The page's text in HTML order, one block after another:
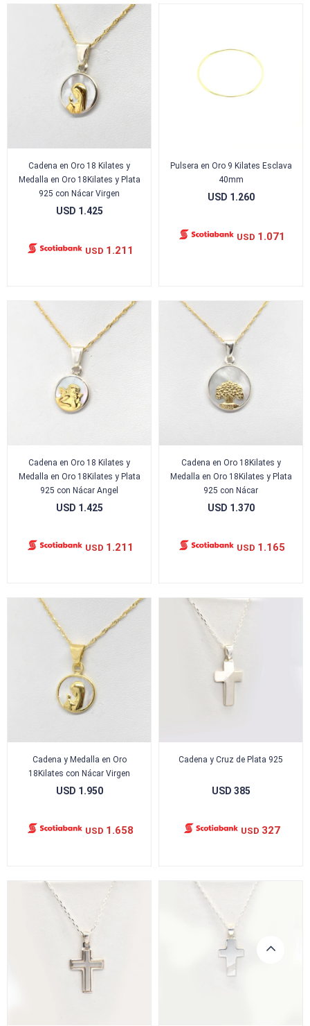
Cadena en Oro 18 Kilates y
Medalla en Oro 18Kilates y Plata
925 con Nácar Virgen
USD 1.425
USD 1.211
Pulsera en Oro 9 Kilates Esclava
40mm
USD 1.260
USD 1.071
Cadena en Oro 18 Kilates y
Medalla en Oro 18Kilates y Plata
925 con Nácar Angel
USD 1.425
USD 1.211
Cadena en Oro 18Kilates y
Medalla en Oro 18Kilates y Plata
925 con Nácar
USD 1.370
USD 1.165
Cadena y Medalla en Oro
18Kilates con Nácar Virgen
USD 1.950
USD 1.658
Cadena y Cruz de Plata 925
USD 385
USD 327